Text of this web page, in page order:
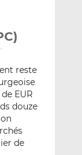
reste
EUR
douze
de